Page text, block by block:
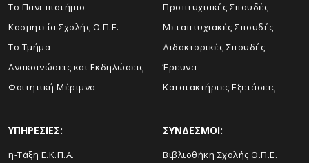
Το Πανεπιστήμιο
Κοσμητεία Σχολής Ο.Π.Ε.
Το Τμήμα
Ανακοινώσεις και Εκδηλώσεις
Φοιτητική Μέριμνα
Προπτυχιακές Σπουδές
Μεταπτυχιακές Σπουδές
Διδακτορικές Σπουδές
Έρευνα
Κατατακτήριες Εξετάσεις
ΥΠΗΡΕΣΙΕΣ:
η-Τάξη Ε.Κ.Π.Α.
ΣΥΝΔΕΣΜΟΙ:
Βιβλιοθήκη Σχολής Ο.Π.Ε.